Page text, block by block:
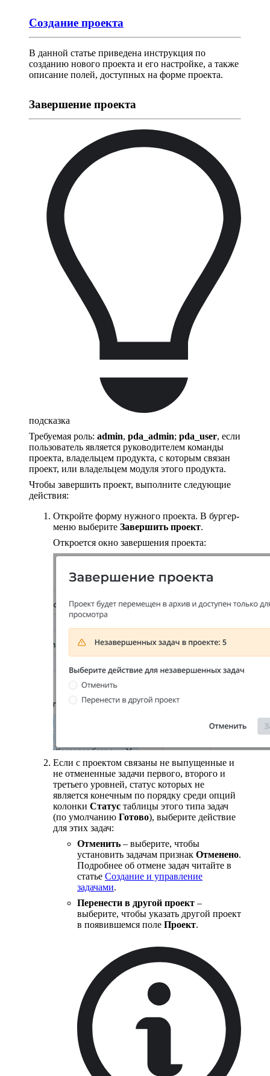
Создание проекта
В данной статье приведена инструкция по
созданию нового проекта и его настройке, а также
описание полей, доступных на форме проекта.
Завершение проекта
подсказка
Требуемая роль: admin, pda_admin; pda_user, если
пользователь является руководителем команды
проекта, владельцем продукта, с которым связан
проект, или владельцем модуля этого продукта.
Чтобы завершить проект, выполните следующие
действия:
Откройте форму нужного проекта. В бургер-
меню выберите Завершить проект.
Откроется окно завершения проекта:
Если с проектом связаны не выпущенные и
не отмененные задачи первого, второго и
третьего уровней, статус которых не
является конечным по порядку среди опций
колонки Статус таблицы этого типа задач
(по умолчанию Готово), выберите действие
для этих задач:
Отменить – выберите, чтобы
установить задачам признак Отменено.
Подробнее об отмене задач читайте в
статье Создание и управление
задачами.
Перенести в другой проект –
выберите, чтобы указать другой проект
в появившемся поле Проект.